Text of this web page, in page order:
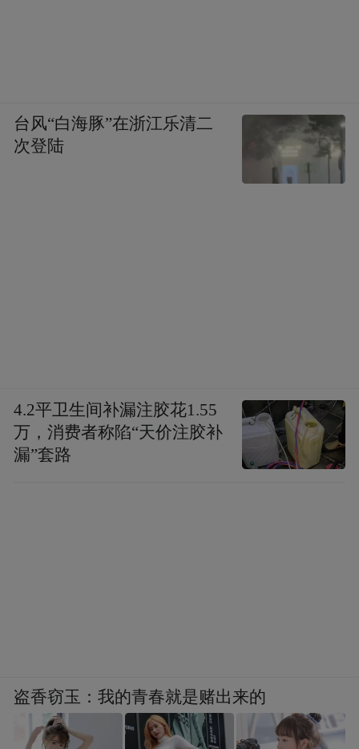
台风“白海豚”在浙江乐清二
次登陆
4.2平卫生间补漏注胶花1.55
万，消费者称陷“天价注胶补
漏”套路
盗香窃玉：我的青春就是赌出来的